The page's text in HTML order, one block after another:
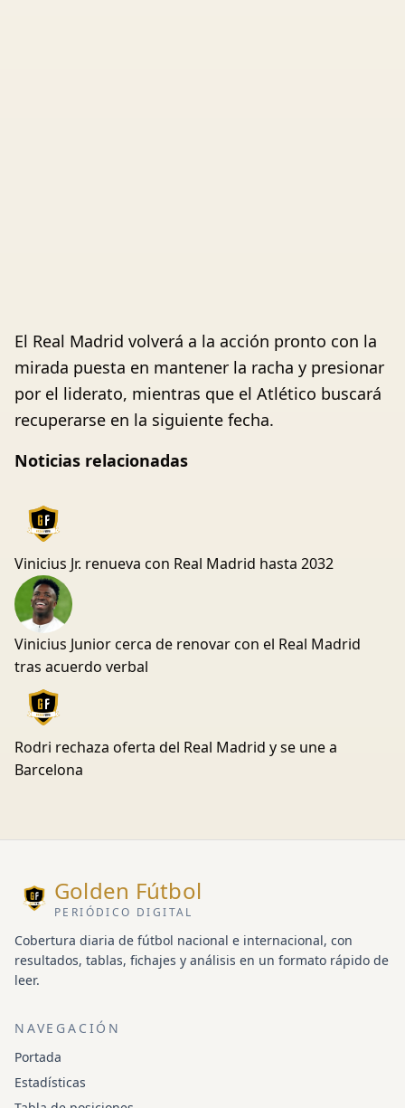
El Real Madrid volverá a la acción pronto con la
mirada puesta en mantener la racha y presionar
por el liderato, mientras que el Atlético buscará
recuperarse en la siguiente fecha.
Noticias relacionadas
Vinicius Jr. renueva con Real Madrid hasta 2032
Vinicius Junior cerca de renovar con el Real Madrid
tras acuerdo verbal
Rodri rechaza oferta del Real Madrid y se une a
Barcelona
Golden Fútbol
PERIÓDICO DIGITAL
Cobertura diaria de fútbol nacional e internacional, con
resultados, tablas, fichajes y análisis en un formato rápido de
leer.
NAVEGACIÓN
Portada
Estadísticas